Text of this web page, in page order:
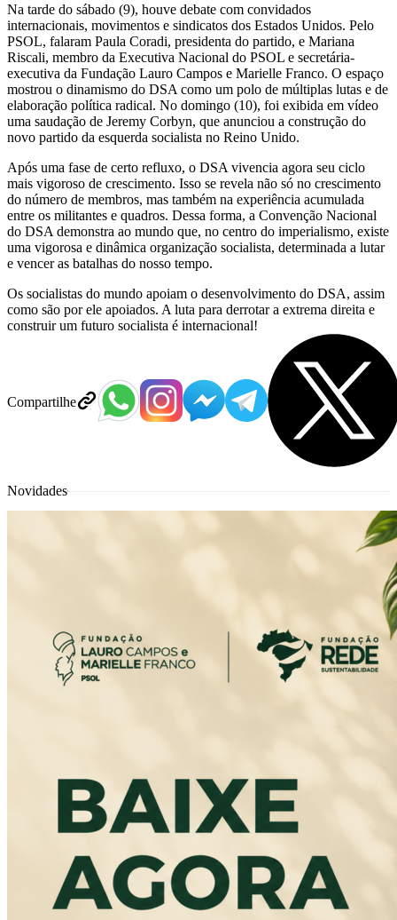
Compartilhe
Na tarde do sábado (9), houve debate com convidados
internacionais, movimentos e sindicatos dos Estados Unidos. Pelo
PSOL, falaram Paula Coradi, presidenta do partido, e Mariana
Riscali, membro da Executiva Nacional do PSOL e secretária-
executiva da Fundação Lauro Campos e Marielle Franco. O espaço
mostrou o dinamismo do DSA como um polo de múltiplas lutas e de
elaboração política radical. No domingo (10), foi exibida em vídeo
uma saudação de Jeremy Corbyn, que anunciou a construção do
novo partido da esquerda socialista no Reino Unido.
Após uma fase de certo refluxo, o DSA vivencia agora seu ciclo
mais vigoroso de crescimento. Isso se revela não só no crescimento
do número de membros, mas também na experiência acumulada
entre os militantes e quadros. Dessa forma, a Convenção Nacional
do DSA demonstra ao mundo que, no centro do imperialismo, existe
uma vigorosa e dinâmica organização socialista, determinada a lutar
e vencer as batalhas do nosso tempo.
Os socialistas do mundo apoiam o desenvolvimento do DSA, assim
como são por ele apoiados. A luta para derrotar a extrema direita e
construir um futuro socialista é internacional!
Novidades